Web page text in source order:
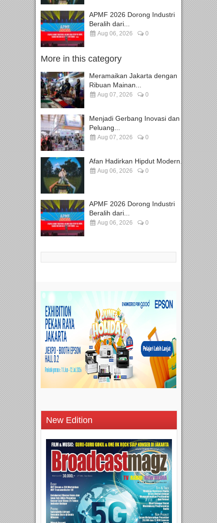
APMF 2026 Dorong Industri
Beralih dari...
Aug 06, 2026 0
More in this category
Meramaikan Jakarta dengan
Ribuan Mainan...
Aug 07, 2026 0
Menjadi Gerbang Inovasi dan
Peluang...
Aug 07, 2026 0
Afan Hadirkan Hipdut Modern...
Aug 06, 2026 0
APMF 2026 Dorong Industri
Beralih dari...
Aug 06, 2026 0
New Edition